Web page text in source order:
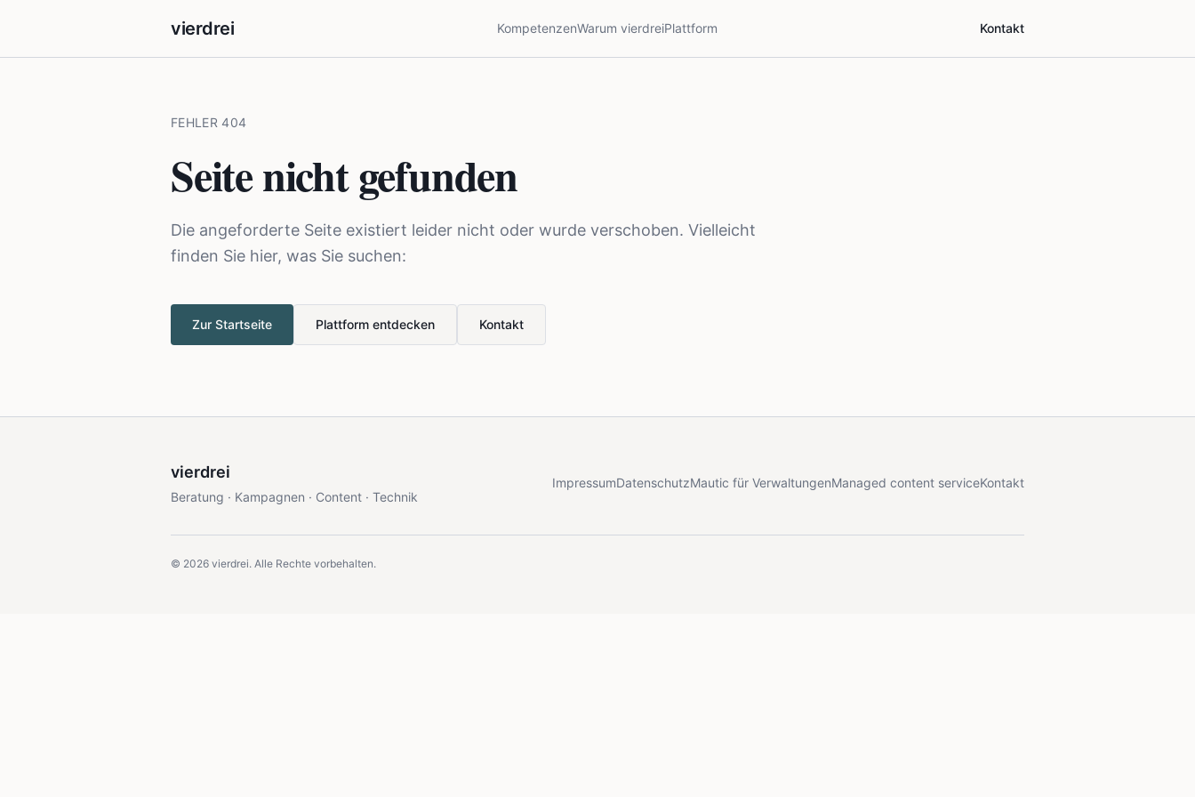
vierdrei KompetenzenWarum vierdreiPlattform Kontakt
FEHLER 404
Seite nicht gefunden
Die angeforderte Seite existiert leider nicht oder wurde verschoben. Vielleicht
finden Sie hier, was Sie suchen:
Zur Startseite Plattform entdecken Kontakt
vierdrei
Beratung · Kampagnen · Content · Technik
ImpressumDatenschutzMautic für VerwaltungenManaged content serviceKontakt
© 2026 vierdrei. Alle Rechte vorbehalten.